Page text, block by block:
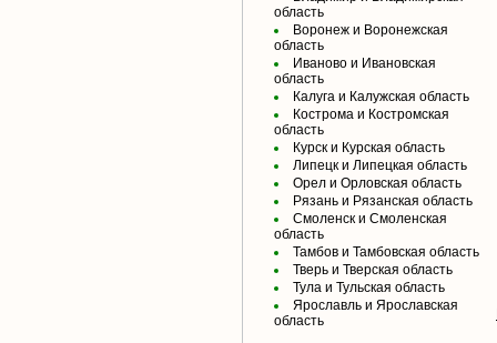
область
Воронеж и Воронежская
область
Иваново и Ивановская
область
Калуга и Калужская область
Кострома и Костромская
область
Курск и Курская область
Липецк и Липецкая область
Орел и Орловская область
Рязань и Рязанская область
Смоленск и Смоленская
область
Тамбов и Тамбовская область
Тверь и Тверская область
Тула и Тульская область
Ярославль и Ярославская
область